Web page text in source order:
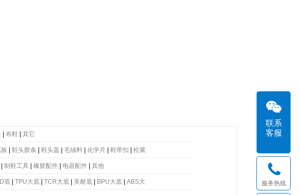
| 布鞋| 其它
鞋头胶条 鞋头盖 毛绒料| 化学片| 鞋带扣 松紧
制鞋工具 橡胶配件| 电器配件| 其他
底| TPU大底| TCR大底| 美耐底| BPU大底| ABS大
联系
客服
服务热线